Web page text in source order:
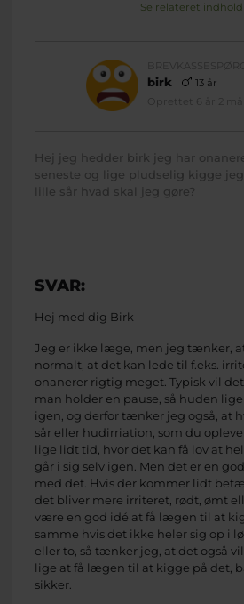
Se relateret indhold
birk
13 år
Oprettet 6 år 2
Hej jeg hedder birk jeg har
seneste og lige pludselig kigge
lille sår hvad skal jeg gøre?
SVAR:
Hej med dig Birk
Jeg er ikke læge, men jeg tænker,
normalt, at det kan lede til f.eks.
onanerer rigtig meget. Typisk vil
man holder en pause, så huden
igen, og derfor tænker jeg også, at
sår eller hudirriation, som du
lige lidt tid, hvor det kan få lov at
går i sig selv igen. Men det er en
med det. Hvis der kommer lidt
det bliver mere irriteret, rødt, ømt
være en god idé at få lægen til at
samme hvis det ikke heler sig op i
eller to, så tænker jeg, at det også
lige at få lægen til at kigge på det,
sikker.